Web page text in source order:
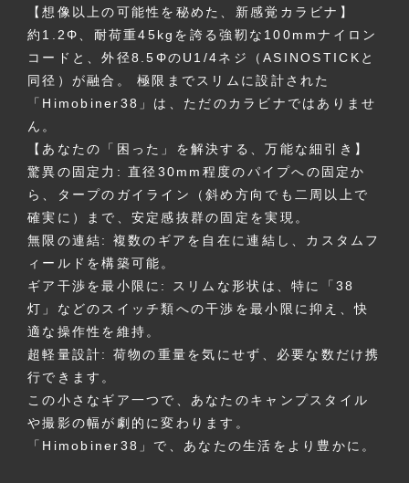
【想像以上の可能性を秘めた、新感覚カラビナ】
約1.2Φ、耐荷重45kgを誇る強靭な100mmナイロン
コードと、外径8.5ΦのU1/4ネジ（ASINOSTICKと
同径）が融合。 極限までスリムに設計された
「Himobiner38」は、ただのカラビナではありませ
ん。
【あなたの「困った」を解決する、万能な細引き】
驚異の固定力: 直径30mm程度のパイプへの固定か
ら、タープのガイライン（斜め方向でも二周以上で
確実に）まで、安定感抜群の固定を実現。
無限の連結: 複数のギアを自在に連結し、カスタムフ
ィールドを構築可能。
ギア干渉を最小限に: スリムな形状は、特に「38
灯」などのスイッチ類への干渉を最小限に抑え、快
適な操作性を維持。
超軽量設計: 荷物の重量を気にせず、必要な数だけ携
行できます。
この小さなギア一つで、あなたのキャンプスタイル
や撮影の幅が劇的に変わります。
「Himobiner38」で、あなたの生活をより豊かに。